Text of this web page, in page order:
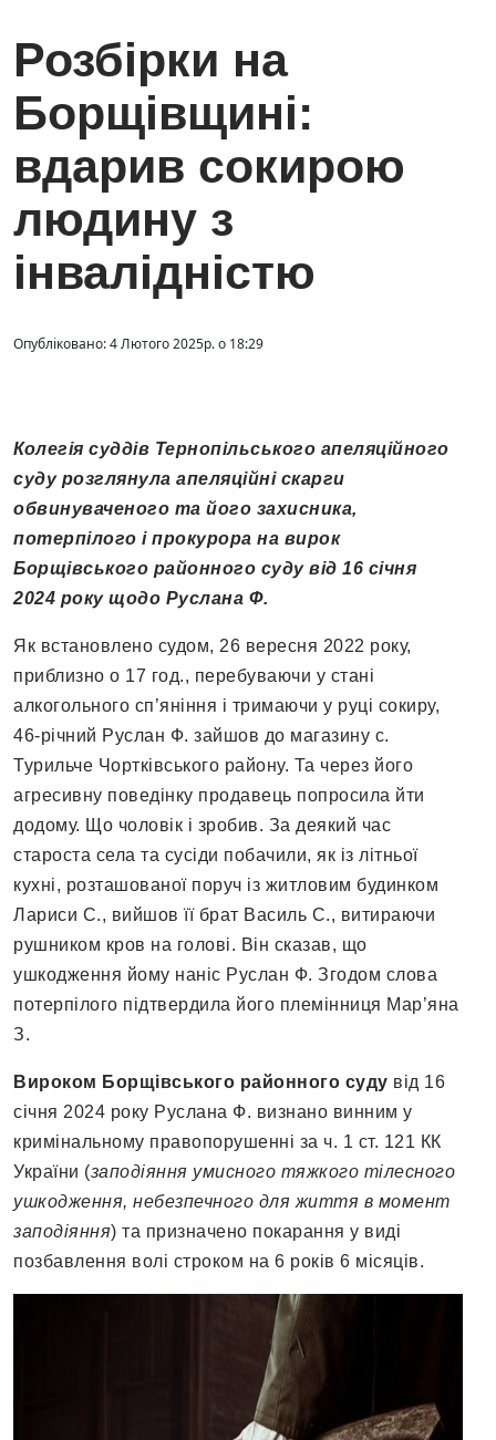
Розбірки на
Борщівщині:
вдарив сокирою
людину з
інвалідністю
Опубліковано: 4 Лютого 2025р. о 18:29
Колегія суддів Тернопільського апеляційного
суду розглянула апеляційні скарги
обвинуваченого та його захисника,
потерпілого і прокурора на вирок
Борщівського районного суду від 16 січня
2024 року щодо Руслана Ф.
Як встановлено судом, 26 вересня 2022 року,
приблизно о 17 год., перебуваючи у стані
алкогольного сп’яніння і тримаючи у руці сокиру,
46-річний Руслан Ф. зайшов до магазину с.
Турильче Чортківського району. Та через його
агресивну поведінку продавець попросила йти
додому. Що чоловік і зробив. За деякий час
староста села та сусіди побачили, як із літньої
кухні, розташованої поруч із житловим будинком
Лариси С., вийшов її брат Василь С., витираючи
рушником кров на голові. Він сказав, що
ушкодження йому наніс Руслан Ф. Згодом слова
потерпілого підтвердила його племінниця Мар’яна
З.
Вироком Борщівського районного суду від 16
січня 2024 року Руслана Ф. визнано винним у
кримінальному правопорушенні за ч. 1 ст. 121 КК
України (заподіяння умисного тяжкого тілесного
ушкодження, небезпечного для життя в момент
заподіяння) та призначено покарання у виді
позбавлення волі строком на 6 років 6 місяців.